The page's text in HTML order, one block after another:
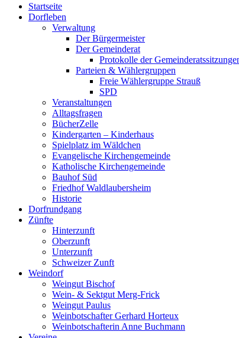
oben
scrollen
Startseite
Dorfleben
Verwaltung
Der Bürgermeister
Der Gemeinderat
Protokolle der
Parteien & Wählergruppen
Freie Wählergruppe Strauß
SPD
Veranstaltungen
Alltagsfragen
BücherZelle
Kindergarten – Kinderhaus
Spielplatz im Wäldchen
Evangelische Kirchengemeinde
Katholische Kirchengemeinde
Bauhof Süd
Friedhof Waldlaubersheim
Historie
Dorfrundgang
Zünfte
Hinterzunft
Oberzunft
Unterzunft
Schweizer Zunft
Weindorf
Weingut Bischof
Wein- & Sektgut Merg-Frick
Weingut Paulus
Weinbotschafter Gerhard Horteux
Weinbotschafterin Anne Buchmann